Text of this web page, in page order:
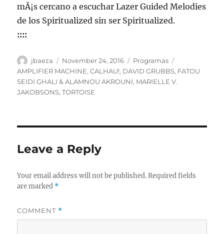
mÃ¡s cercano a escuchar Lazer Guided Melodies
de los Spiritualized sin ser Spiritualized.
::::
Author
jbaeza
Posted
on
November 24, 2016 Categories
Programas
AMPLIFIER MACHINE,CALHAU!, DAVID GRUBBS, FATOU
SEIDI GHALI & ALAMNOU AKROUNI, MARIELLE V.
JAKOBSONS,TORTOISE
Leave a Reply
Your email address will not be published. Required fields
are marked *
COMMENT *